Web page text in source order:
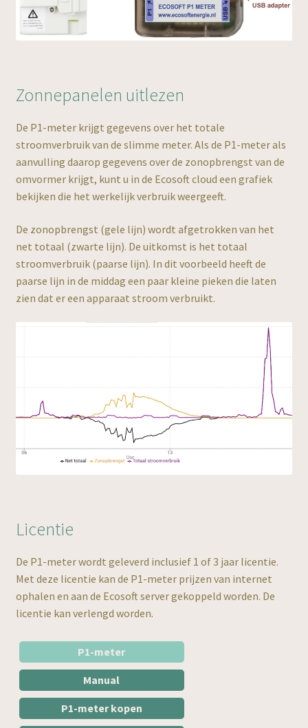
Zonnepanelen uitlezen
De P1-meter krijgt gegevens over het totale
stroomverbruik van de slimme meter. Als de P1-meter als
aanvulling daarop gegevens over de zonopbrengst van de
omvormer krijgt, kunt u in de Ecosoft cloud een grafiek
bekijken die het werkelijk verbruik weergeeft.
De zonopbrengst (gele lijn) wordt afgetrokken van het
net totaal (zwarte lijn). De uitkomst is het totaal
stroomverbruik (paarse lijn). In dit voorbeeld heeft de
paarse lijn in de middag een paar kleine pieken die laten
zien dat er een apparaat stroom verbruikt.
Licentie
De P1-meter wordt geleverd inclusief 1 of 3 jaar licentie.
Met deze licentie kan de P1-meter prijzen van internet
ophalen en aan de Ecosoft server gekoppeld worden. De
licentie kan verlengd worden.
P1-meter
Manual
P1-meter kopen